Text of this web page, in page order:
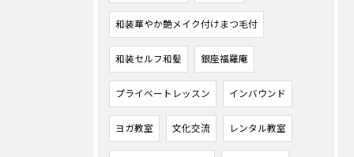
和装華やか艶メイク付けまつ毛付
和装セルフ和髪 銀座福羅庵
プライベートレッスン インバウンド
ヨガ教室 文化交流 レンタル教室